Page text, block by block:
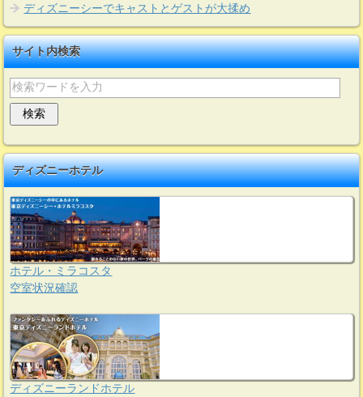
ディズニーシーでキャストとゲストが大揉め
サイト内検索
ディズニーホテル
ホテル・ミラコスタ
空室状況確認
ディズニーランドホテル